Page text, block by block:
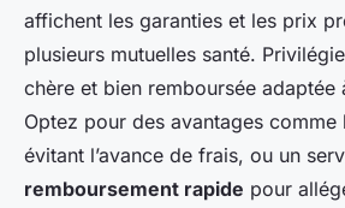
affichent les garanties et les prix
plusieurs mutuelles santé.
chère et bien remboursée
Optez pour des avantages comme
évitant l’avance de frais, ou un
remboursement rapide pour